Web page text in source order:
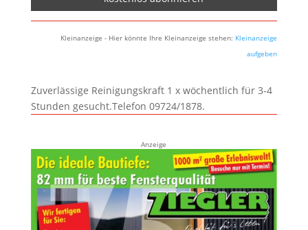
Kleinanzeige - Hier könnte Ihre Kleinanzeige stehen: Kleinanzeige
aufgeben
Zuverlässige Reinigungskraft 1 x wöchentlich für 3-4
Stunden gesucht.Telefon 09724/1878.
Anzeige